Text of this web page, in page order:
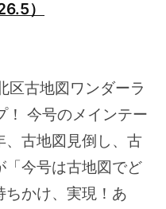
）
区古地図ワンダーラ
！ 今号のメインテー
、古地図見倒し、古
今号は古地図でど
かけ、実現！あ